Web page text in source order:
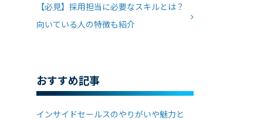
【必見】採用担当に必要なスキルとは？
向いている人の特徴も紹介
おすすめ記事
インサイドセールスのやりがいや魅力と